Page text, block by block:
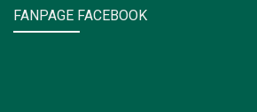
FANPAGE FACEBOOK